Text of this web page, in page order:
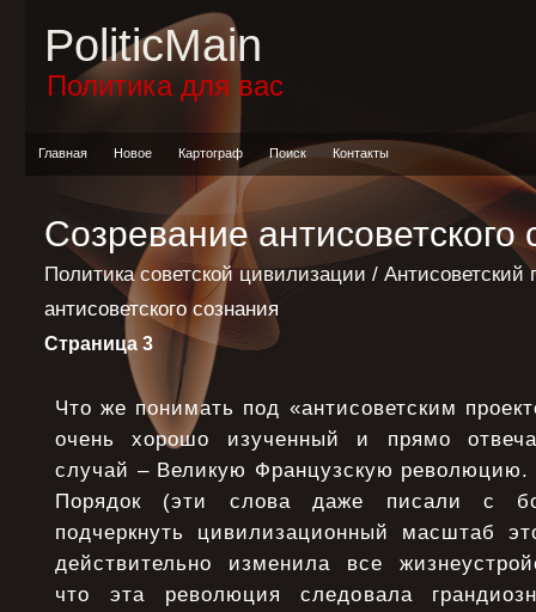
PoliticMain
Политика для вас
Главная Новое Картограф Поиск Контакты
Созревание антисоветского
Политика советской цивилизации / Антисоветский
антисоветского сознания
Страница 3
Что же понимать под «антисоветским
очень хорошо изученный и прямо
случай – Великую Французскую
Порядок (эти слова даже писали с
подчеркнуть цивилизационный масштаб
действительно изменила все
что эта революция следовала